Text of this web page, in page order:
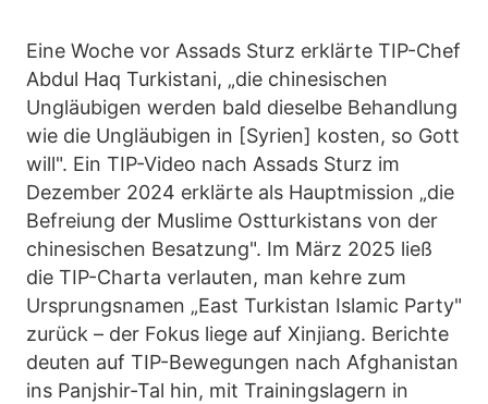
Eine Woche vor Assads Sturz erklärte TIP-Chef
Abdul Haq Turkistani, „die chinesischen
Ungläubigen werden bald dieselbe Behandlung
wie die Ungläubigen in [Syrien] kosten, so Gott
will". Ein TIP-Video nach Assads Sturz im
Dezember 2024 erklärte als Hauptmission „die
Befreiung der Muslime Ostturkistans von der
chinesischen Besatzung". Im März 2025 ließ
die TIP-Charta verlauten, man kehre zum
Ursprungsnamen „East Turkistan Islamic Party"
zurück – der Fokus liege auf Xinjiang. Berichte
deuten auf TIP-Bewegungen nach Afghanistan
ins Panjshir-Tal hin, mit Trainingslagern in